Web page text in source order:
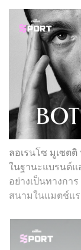
ลอเรนโซ มูเซต
ในฐานะแบรนด์แ
อย่างเป็นทางกา
สนามในแมตช์แร